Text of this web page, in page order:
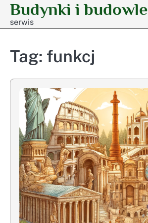
Skip
content
Budynki i budowle
serwis
Tag: funkcj